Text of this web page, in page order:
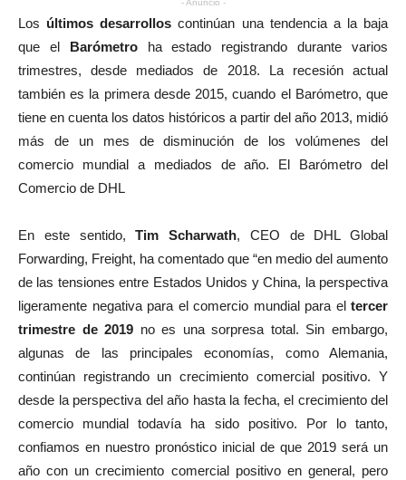
- Anuncio -
Los últimos desarrollos continúan una tendencia a la baja
que el Barómetroha estado registrando durante varios
trimestres, desde mediados de 2018. La recesión actual
también es la primera desde 2015, cuando el Barómetro, que
tiene en cuenta los datos históricos a partir del año 2013, midió
más de un mes de disminución de los volúmenes del
comercio mundial a mediados de año. El Barómetro del
Comercio de DHL
En este sentido,Tim Scharwath, CEO de DHL Global
Forwarding, Freight, ha comentado que “en medio del aumento
de las tensiones entre Estados Unidos y China, la perspectiva
ligeramente negativa para el comercio mundial para el tercer
trimestre de 2019 no es una sorpresa total. Sin embargo,
algunas de las principales economías, como Alemania,
continúan registrando un crecimiento comercial positivo. Y
desde la perspectiva del año hasta la fecha, el crecimiento del
comercio mundial todavía ha sido positivo. Por lo tanto,
confiamos en nuestro pronóstico inicial de que 2019 será un
año con un crecimiento comercial positivo en general, pero